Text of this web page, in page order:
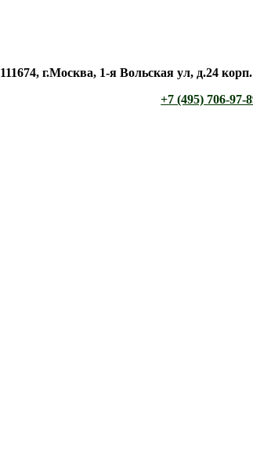
111674, г.Москва, 1-я Вольская ул, д.24
+7 (495) 706-97-